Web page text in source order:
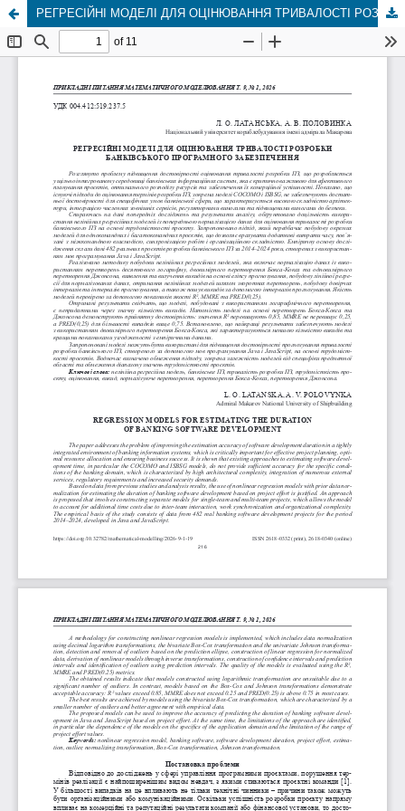
РЕГРЕСІЙНІ МОДЕЛІ ДЛЯ ОЦІНЮВАННЯ ТРИВАЛОСТІ РОЗРОБКИ БАНКІВСЬКОГО ПРОГРАМНОГО ЗАБЕЗПЕЧЕННЯ